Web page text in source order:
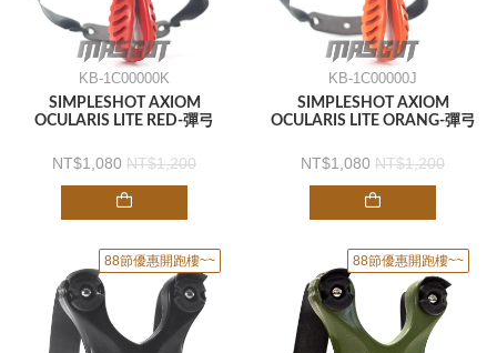
KB-1C00000K
SIMPLESHOT AXIOM
OCULARIS LITE RED-彈弓
1,080 1,200
KB-1C00000J
SIMPLESHOT AXIOM
OCULARIS LITE ORANG-彈弓
1,080 1,200
88節優惠開跑樓~~ 88節優惠開跑樓~~